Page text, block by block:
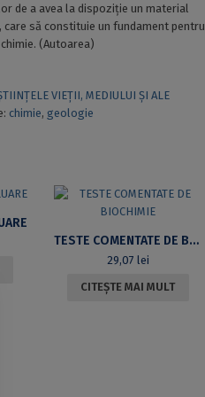
de a avea la dispoziție un material
să constituie un fundament pentru
(Autoarea)
VIEȚII, MEDIULUI ȘI ALE
chimie, geologie
TESTE COMENTATE DE BIOCHIMIE
29,07 lei
CITEȘTE MAI MULT